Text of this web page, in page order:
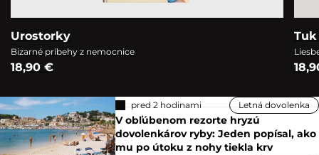
Urostorky
Bizarné príbehy z nemocnice
18,90 €
pred 2 hodinami Letná dovolenka
V obľúbenom rezorte hryzú
dovolenkárov ryby: Jeden popísal, ako
mu po útoku z nohy tiekla krv